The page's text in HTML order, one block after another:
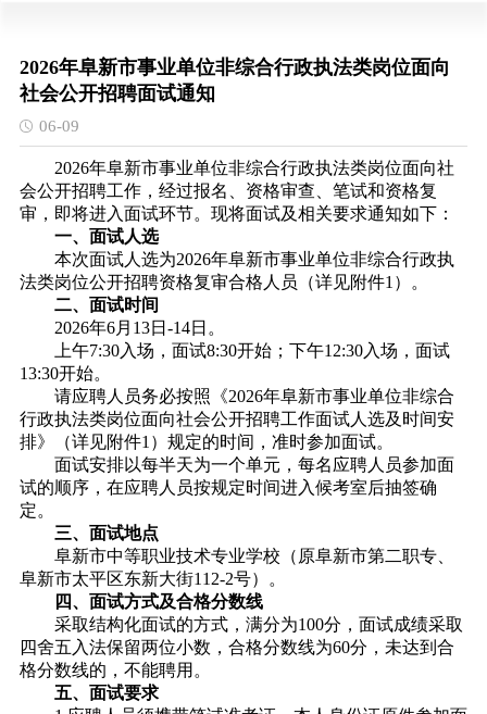
2026年阜新市事业单位非综合行政执法类岗位面向
社会公开招聘面试通知
06-09
2026年阜新市事业单位非综合行政执法类岗位面向社
会公开招聘工作，经过报名、资格审查、笔试和资格复
审，即将进入面试环节。现将面试及相关要求通知如下：
一、面试人选
本次面试人选为2026年阜新市事业单位非综合行政执
法类岗位公开招聘资格复审合格人员（详见附件1）。
二、面试时间
2026年6月13日-14日。
上午7:30入场，面试8:30开始；下午12:30入场，面试
13:30开始。
请应聘人员务必按照《2026年阜新市事业单位非综合
行政执法类岗位面向社会公开招聘工作面试人选及时间安
排》（详见附件1）规定的时间，准时参加面试。
面试安排以每半天为一个单元，每名应聘人员参加面
试的顺序，在应聘人员按规定时间进入候考室后抽签确
定。
三、面试地点
阜新市中等职业技术专业学校（原阜新市第二职专、
阜新市太平区东新大街112-2号）。
四、面试方式及合格分数线
采取结构化面试的方式，满分为100分，面试成绩采取
四舍五入法保留两位小数，合格分数线为60分，未达到合
格分数线的，不能聘用。
五、面试要求